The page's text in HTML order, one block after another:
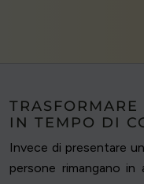
IN TEMPO DI
Invece di presentare
persone rimangano